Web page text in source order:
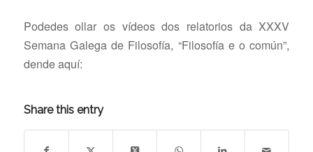
Podedes ollar os vídeos dos relatorios da XXXV
Semana Galega de Filosofía, “Filosofía e o común”,
dende aquí:
Share this entry